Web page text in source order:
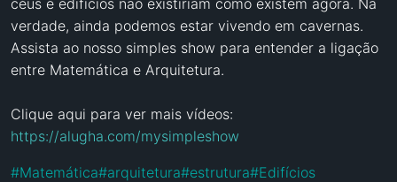
verdade, ainda podemos estar vivendo em cavernas.
Assista ao nosso simples show para entender a ligação
entre Matemática e Arquitetura.
https://alugha.com/mysimpleshow
#Matemática#arquitetura#estrutura#Edifícios